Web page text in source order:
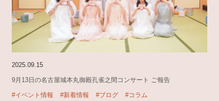
2025.09.15
9月13日の名古屋城本丸御殿孔雀之間コンサート ご報告
#イベント情報 #新着情報 #ブログ
#コラム